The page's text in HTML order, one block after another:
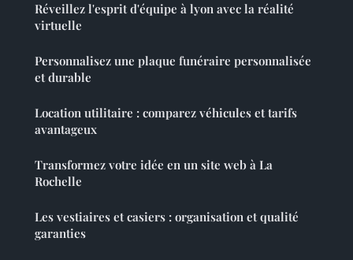
Réveillez l'esprit d'équipe à lyon avec la réalité
virtuelle
Personnalisez une plaque funéraire personnalisée
et durable
Location utilitaire : comparez véhicules et tarifs
avantageux
Transformez votre idée en un site web à La
Rochelle
Les vestiaires et casiers : organisation et qualité
garanties